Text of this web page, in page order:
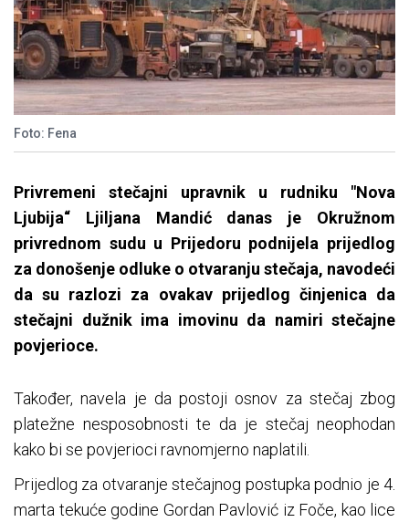
Foto: Fena
Privremeni stečajni upravnik u rudniku "Nova
Ljubija“ Ljiljana Mandić danas je Okružnom
privrednom sudu u Prijedoru podnijela prijedlog
za donošenje odluke o otvaranju stečaja, navodeći
da su razlozi za ovakav prijedlog činjenica da
stečajni dužnik ima imovinu da namiri stečajne
povjerioce.
Također, navela je da postoji osnov za stečaj zbog
platežne nesposobnosti te da je stečaj neophodan
kako bi se povjerioci ravnomjerno naplatili.
Prijedlog za otvaranje stečajnog postupka podnio je 4.
marta tekuće godine Gordan Pavlović iz Foče, kao lice